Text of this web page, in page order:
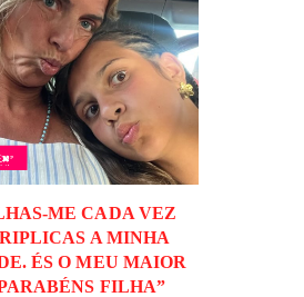
ME CADA VEZ
A MINHA
ÉS O MEU MAIOR
FILHA”